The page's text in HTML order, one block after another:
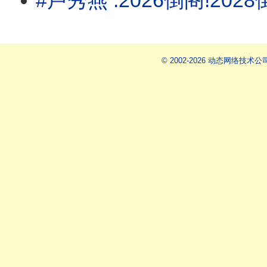
© 2002-2026 动态网络技术公